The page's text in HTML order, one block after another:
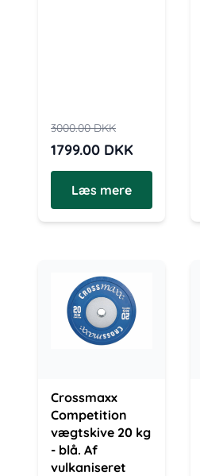
3000.00DKK
1799.00 DKK
Læs mere
Crossmaxx
Competition
vægtskive 20 kg
- blå. Af
vulkaniseret